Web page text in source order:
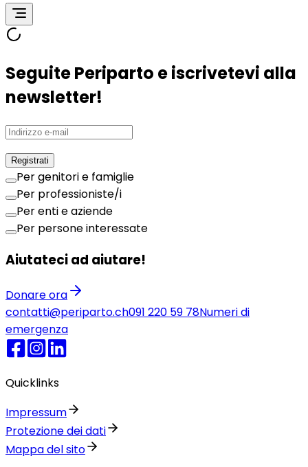
Seguite Periparto e iscrivetevi alla
newsletter!
Registrati
Per genitori e famiglie
Per professioniste/i
Per enti e aziende
Per persone interessate
Aiutateci ad aiutare!
Donare ora
contatti@periparto.ch091 220 59 78Numeri di
emergenza
Quicklinks
Impressum
Protezione dei dati
Mappa del sito